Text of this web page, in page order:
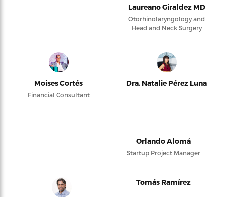
Laureano Giraldez MD
Otorhinolaryngology and
Head and Neck Surgery
Moises Cortés
Financial Consultant
Dra. Natalie Pérez Luna
Orlando Alomá
Startup Project Manager
Tomás Ramírez